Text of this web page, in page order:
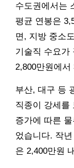
수도권에서는
평균 연봉은
면, 지방 중소
기술직 수요가
2,800만원에
부산, 대구 등
직종이 강세를
증가에 따른
었습니다. 작
은 2,400만원